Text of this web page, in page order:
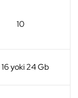
10
yoki 24 Gb